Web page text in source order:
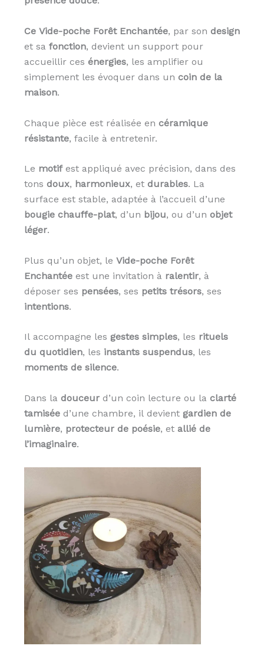
Ce Vide-poche Forêt Enchantée, par son design
et sa fonction, devient un support pour
accueillir ces énergies, les amplifier ou
simplement les évoquer dans un coin de la
maison.
Chaque pièce est réalisée en céramique
résistante, facile à entretenir.
Le motifest appliqué avec précision, dans des
tons doux, harmonieux, et durables. La
surface est stable, adaptée à l’accueil d’une
bougie chauffe-plat, d’un bijou, ou d’un objet
léger.
Plus qu’un objet, le Vide-poche Forêt
Enchantéeest une invitation à ralentir, à
déposer ses pensées, ses petits trésors, ses
intentions.
Il accompagne les gestes simples, les rituels
du quotidien, les instants suspendus, les
moments de silence.
Dans la douceurd’un coin lecture ou la clarté
tamiséed’une chambre, il devient gardien de
lumière, protecteur de poésie, et allié de
l’imaginaire.